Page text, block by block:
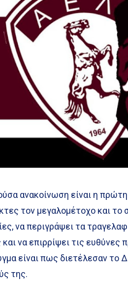
ανακοίνωση είναι η
τον μεγαλομέτοχο και το
να περιγράψει τα
να επιρρίψει τις
είναι πως διετέλεσαν το
της.